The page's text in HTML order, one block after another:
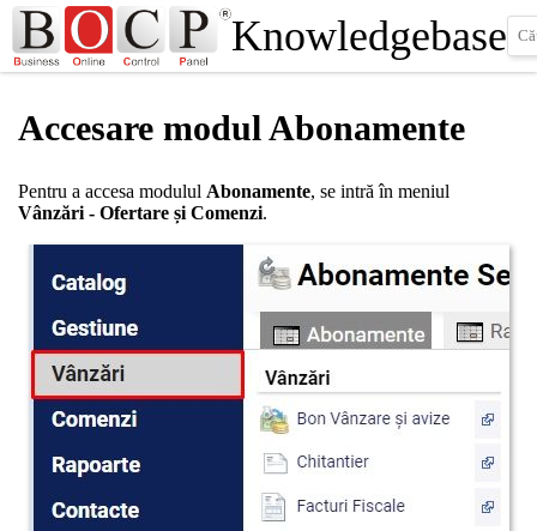
Knowledgebase
Accesare modul Abonamente
Pentru a accesa modulul Abonamente, se intră în meniul
Vânzări - Ofertare și Comenzi.